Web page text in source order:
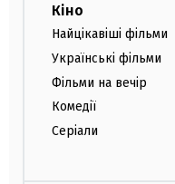
Кіно
Найцікавіші фільми
Українські фільми
Фільми на вечір
Комедії
Серіали